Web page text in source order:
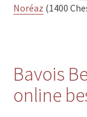
Noréaz (1400
Bavois
online